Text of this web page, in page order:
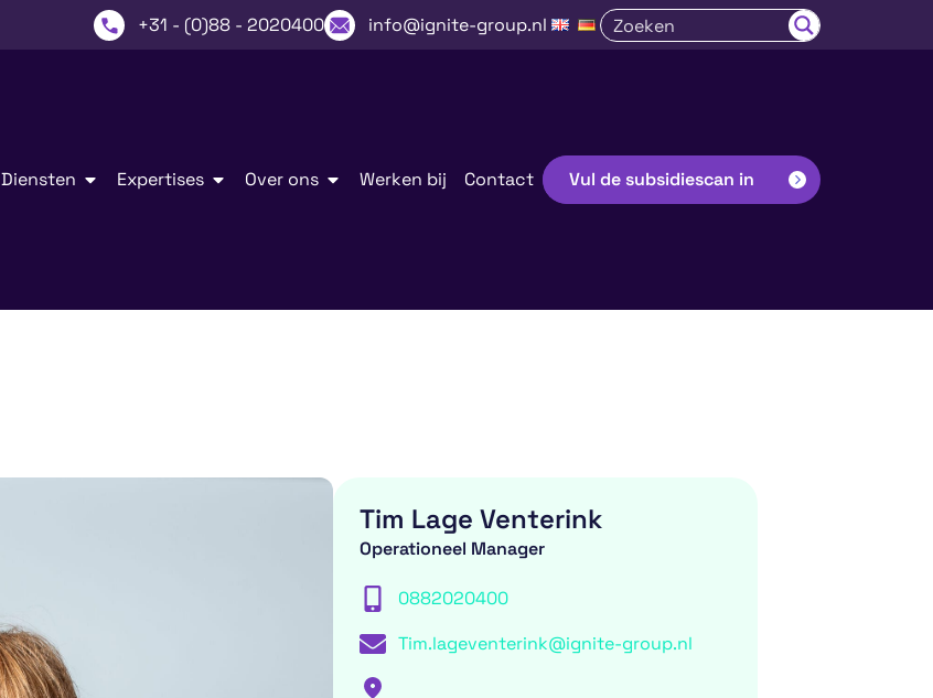
+31 - (0)88 - 2020400 info@ignite-group.nl
Diensten Expertises Over ons Werken bij Contact Vul de subsidiescan in
Tim Lage Venterink
Operationeel Manager
0882020400
Tim.lageventerink@ignite-group.nl